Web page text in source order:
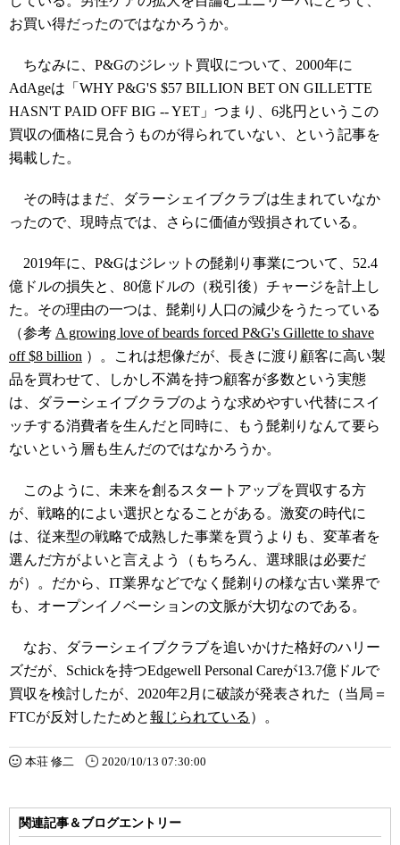
お買い得だったのではなかろうか。
ちなみに、 P&Gのジレット買収について、 2000年に
AdAgeは「 WHY P&G'S $57 BILLION BET ON GILLETTE
HASN'T PAID OFF BIG -- YET 」つまり、6兆円というこの
買収の価格に見合うものが得られていない、という記事を
掲載した。
その時はまだ、 ダラーシェイブクラブは生まれていなか
ったので、現時点では、さらに価値が毀損されている。
2019年に、 P&Gはジレットの髭剃り事業について、 52.4
億ドルの損失と、 80億ドルの（税引後）チャージを計上し
た。その理由の一つは、髭剃り人口の減少をうたっている
（参考 A growing love of beards forced P&G's Gillette to shave
off $8 billion ）。
これは想像だが、長きに渡り顧客に高い製
品を買わせて、しかし不満を持つ顧客が多数という実態
は、ダラーシェイブクラブのような求めやすい代替にスイ
ッチする消費者を生んだと同時に、もう髭剃りなんて要ら
ないという層も生んだのではなかろうか。
このように、未来を創るスタートアップを買収する方
が、戦略的によい選択となることがある。激変の時代に
は、従来型の戦略で成熟した事業を買うよりも、変革者を
選んだ方がよいと言えよう（もちろん、選球眼は必要だ
が）。だから、IT業界などでなく髭剃りの様な古い業界で
も、 オープンイノベーションの文脈が大切なのである。
なお、ダラーシェイブクラブを追いかけた格好のハリー
ズだが、Schickを持つEdgewell Personal Careが13.7億ドルで
買収を検討したが、2020年2月に破談が発表された（当局＝
FTCが反対したためと報じられている ）。
本荘 修二 2020/10/13 07:30:00
関連記事＆ブログエントリー